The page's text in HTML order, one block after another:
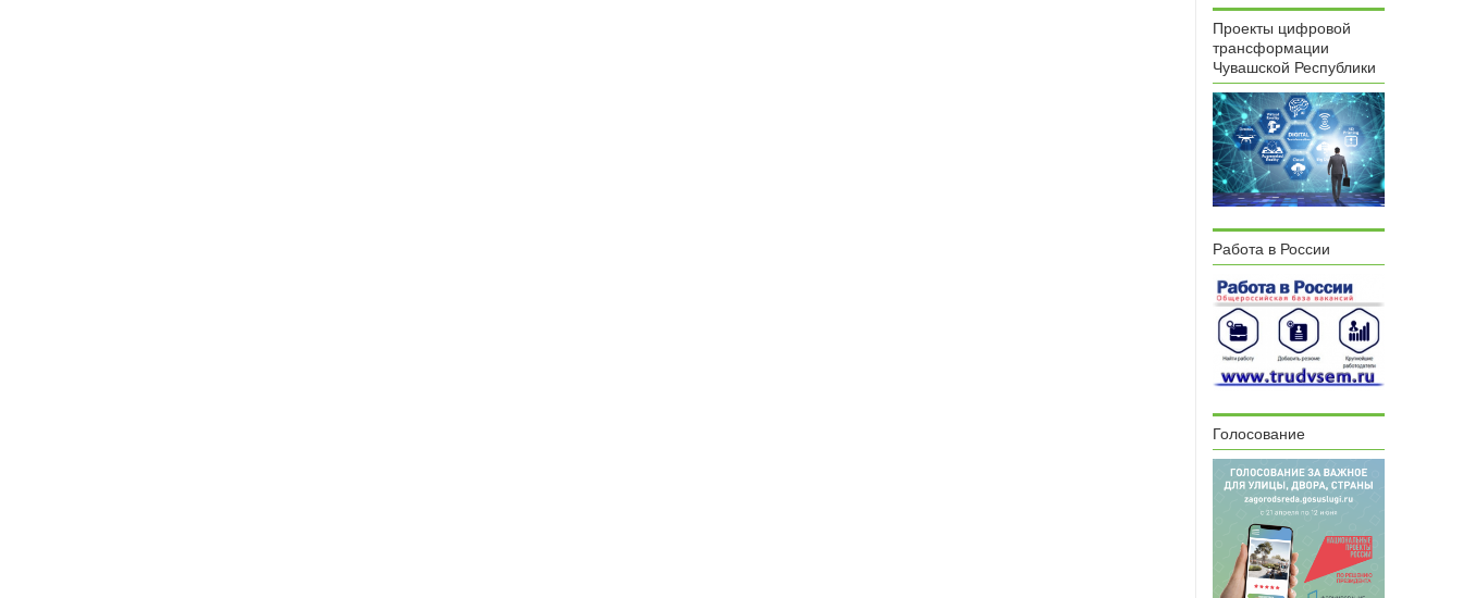
Проекты цифровой
трансформации
Чувашской Республики
Работа в России
Голосование